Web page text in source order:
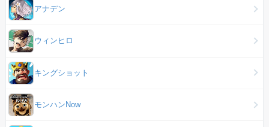
アナデン
ウィンヒロ
キングショット
モンハンNow